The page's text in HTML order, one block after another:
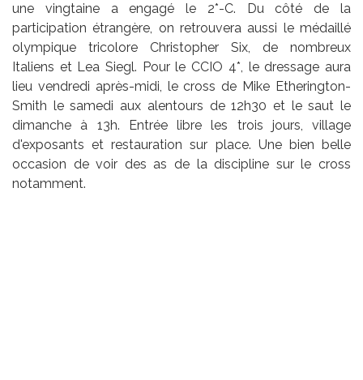
une vingtaine a engagé le 2*-C. Du côté de la
participation étrangère, on retrouvera aussi le médaillé
olympique tricolore Christopher Six, de nombreux
Italiens et Lea Siegl. Pour le CCIO 4*, le dressage aura
lieu vendredi après-midi, le cross de Mike Etherington-
Smith le samedi aux alentours de 12h30 et le saut le
dimanche à 13h. Entrée libre les trois jours, village
d'exposants et restauration sur place. Une bien belle
occasion de voir des as de la discipline sur le cross
notamment.